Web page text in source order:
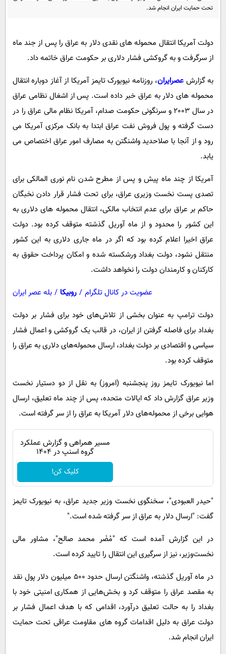
گوناگون
حوادث
محیط زیست
سلامت
سیاست خارجی
پیامک
آشپزی
دانلود
تحت حمایت ایران انجام شد.
دولت آمریکا انتقال محموله های نقدی دلار به عراق را پس از جند ماه
از سرگرفت و به گروکشی فشار دلاری بر حکومت عراق خاتمه داد.
به گزارش عصرایران، روزنامه نیویورک تایمز آمریکا از آغاز دوباره انتقال
محموله های دلار به عراق خبر داده است. پس از اشغال نظامی عراق
در سال 2003 و سرنگونی حکومت صدام، آمریکا نظام مالی عراق را در
دست گرفته و پول فروش نفت عراق ابتدا به بانک مرکزی آمریکا می
رود و از آنجا با صلاحدید واشنگتن به مصارف امور عراق اختصاص می
یابد.
آمریکا از چند ماه پیش و پس از مطرح شدن نام نوری المالکی برای
تصدی پست نخست وزیری عراق، برای تحت فشار قرار دادن نخبگان
حاکم بر عراق برای عدم انتخاب مالکی، انتقال محموله های دلاری به
این کشور را محدود و از ماه آوریل گذشته متوقف کرده بود. دولت
عراق اخیرا اعلام کرده بود که اگر در ماه جاری دلاری به این کشور
منتقل نشود، دولت بغداد ورشکسته شده و امکان پرداخت حقوق به
کارکنان و کارمندان دولت را نخواهد داشت.
عضویت در کانال تلگرام / روبیکا / بله عصر ایران
دولت ترامپ به عنوان بخشی از تلاش‌های خود برای فشار بر دولت
بغداد برای فاصله گرفتن از ایران، در قالب یک گروکشی و اعمال فشار
سیاسی و اقتصادی بر دولت بغداد، ارسال محموله‌های دلاری به عراق را
متوقف کرده بود.
اما نیویورک تایمز روز پنجشنبه (امروز) به نقل از دو دستیار نخست
وزیر عراق گزارش داد که ایالات متحده، پس از چند ماه تعلیق، ارسال
هوایی برخی از محموله‌های دلار آمریکا به عراق را از سر گرفته است.
مسیر همراهی و گزارش عملکرد
گروه اسنپ در ۱۴۰۴
کلیک کن!
"حیدر العبودی"، سخنگوی نخست وزیر جدید عراق، به نیویورک تایمز
گفت: "ارسال دلار به عراق از سر گرفته شده است."
در این گزارش آمده است که "مُضَر محمد صالح"، مشاور مالی
نخست‌وزیر، نیز از سرگیری این انتقال را تایید کرده است.
در ماه آوریل گذشته، واشنگتن ارسال حدود 500 میلیون دلار پول نقد
به مقصد عراق را متوقف کرد و بخش‌هایی از همکاری امنیتی خود با
بغداد را به حالت تعلیق درآورد، اقدامی که با هدف اعمال فشار بر
دولت عراق به دلیل اقدامات گروه های مقاومت عراقی تحت حمایت
ایران انجام شد.